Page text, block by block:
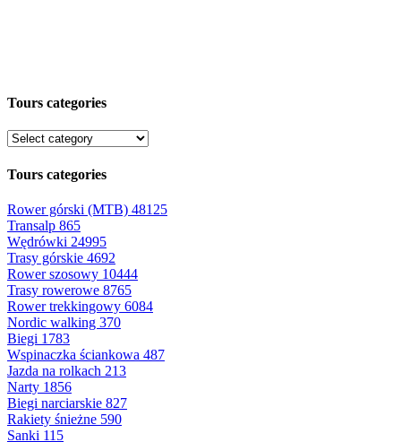
Tours categories
Tours categories
Rower górski (MTB) 48125
Transalp 865
Wędrówki 24995
Trasy górskie 4692
Rower szosowy 10444
Trasy rowerowe 8765
Rower trekkingowy 6084
Nordic walking 370
Biegi 1783
Wspinaczka ściankowa 487
Jazda na rolkach 213
Narty 1856
Biegi narciarskie 827
Rakiety śnieżne 590
Sanki 115